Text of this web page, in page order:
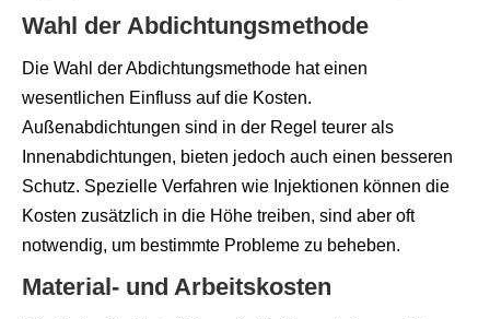
Wahl der Abdichtungsmethode
Die Wahl der Abdichtungsmethode hat einen
wesentlichen Einfluss auf die Kosten.
Außenabdichtungen sind in der Regel teurer als
Innenabdichtungen, bieten jedoch auch einen besseren
Schutz. Spezielle Verfahren wie Injektionen können die
Kosten zusätzlich in die Höhe treiben, sind aber oft
notwendig, um bestimmte Probleme zu beheben.
Material- und Arbeitskosten